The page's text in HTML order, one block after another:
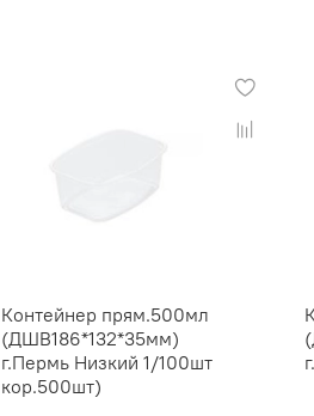
Контейнер прям.500мл
(ДШВ186*132*35мм)
г.Пермь Низкий 1/100шт
кор.500шт)